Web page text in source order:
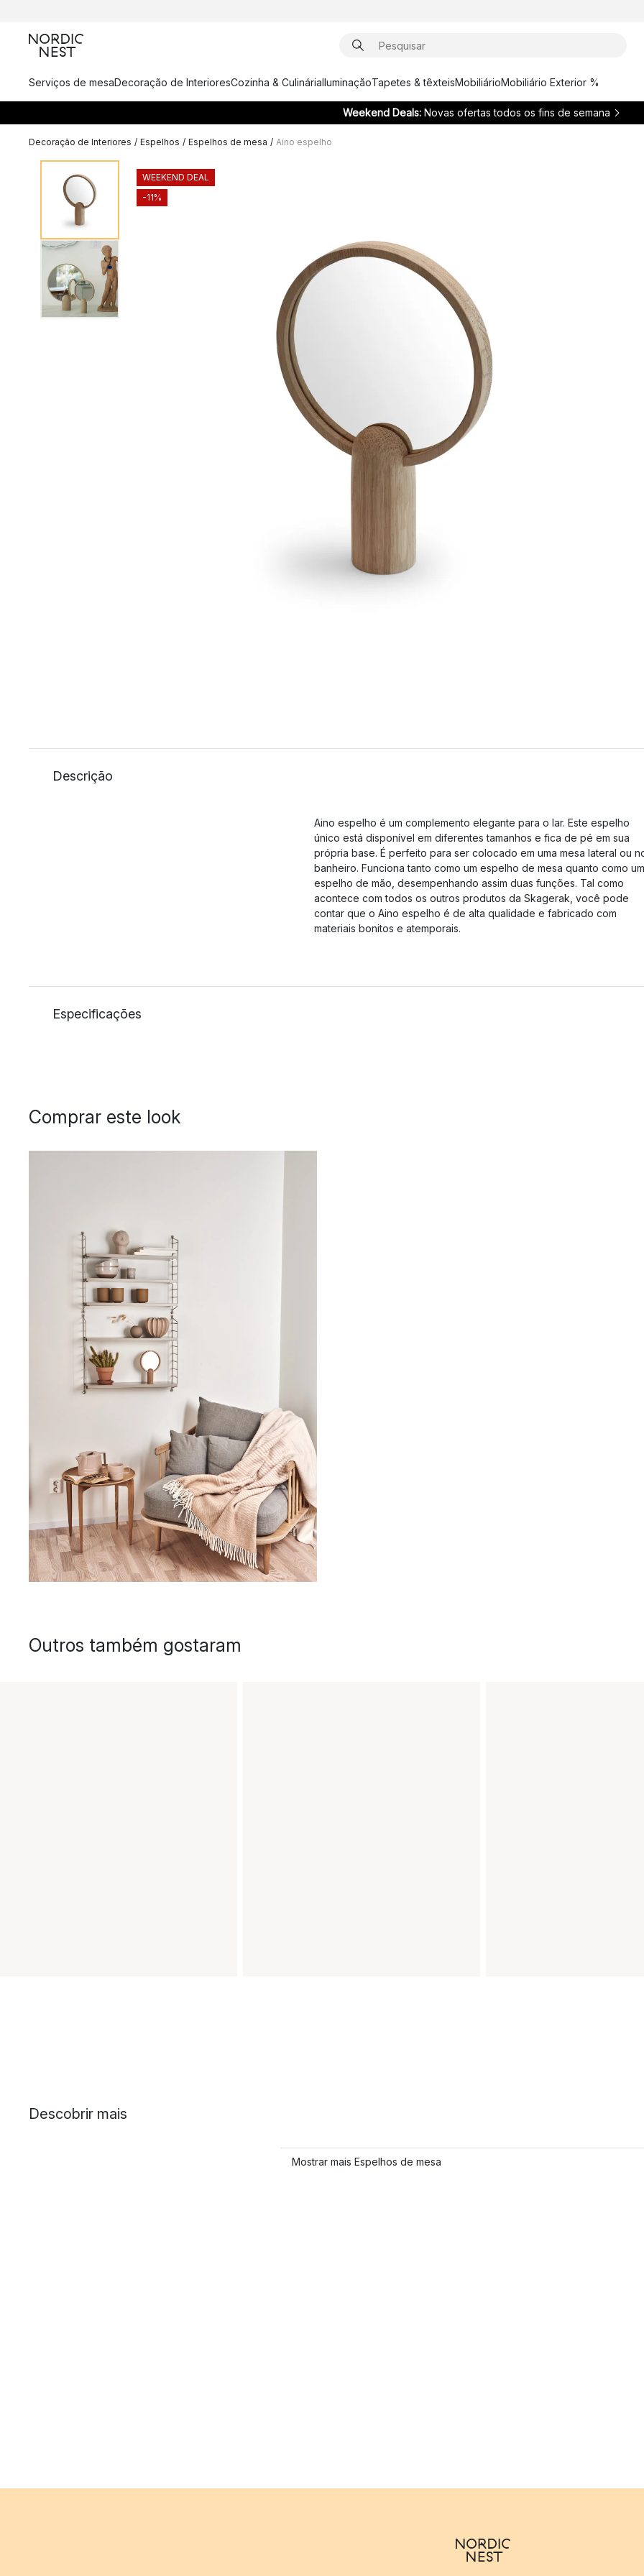
Serviços de mesaDecoração de InterioresCozinha & CulináriaIluminaçãoTapetes & têxteisMobiliárioMobiliário Exterior %
Weekend Deals: Novas ofertas todos os fins de semana
Decoração de Interiores / Espelhos / Espelhos de mesa / Aino espelho
WEEKEND DEAL
-11%
Descrição
Aino espelho é um complemento elegante para o lar. Este espelho
único está disponível em diferentes tamanhos e fica de pé em sua
própria base. É perfeito para ser colocado em uma mesa lateral ou
banheiro. Funciona tanto como um espelho de mesa quanto como um
espelho de mão, desempenhando assim duas funções. Tal como
acontece com todos os outros produtos da Skagerak, você pode
contar que o Aino espelho é de alta qualidade e fabricado com
materiais bonitos e atemporais.
Especificações
Comprar este look
Outros também gostaram
Descobrir mais
Mostrar mais Espelhos de mesa